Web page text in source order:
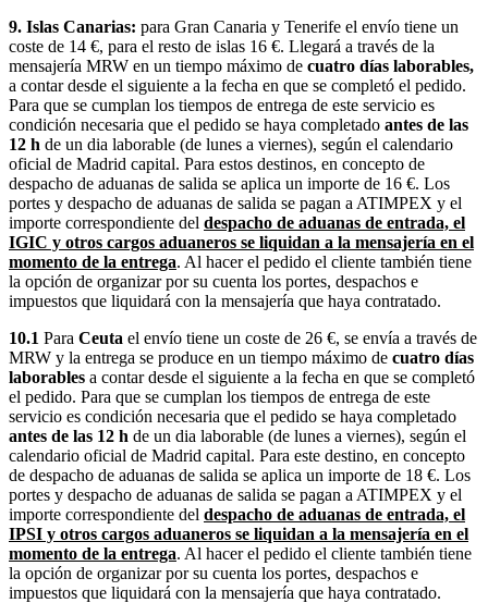
9. Islas Canarias: para Gran Canaria y Tenerife el envío tiene un
coste de 14 €, para el resto de islas 16 €. Llegará a través de la
mensajería MRW en un tiempo máximo de cuatro días laborables,
a contar desde el siguiente a la fecha en que se completó el pedido.
Para que se cumplan los tiempos de entrega de este servicio es
condición necesaria que el pedido se haya completado antes de las
12 h de un dia laborable (de lunes a viernes), según el calendario
oficial de Madrid capital. Para estos destinos, en concepto de
despacho de aduanas de salida se aplica un importe de 16 €. Los
portes y despacho de aduanas de salida se pagan a ATIMPEX y el
importe correspondiente del despacho de aduanas de entrada, el
IGIC y otros cargos aduaneros se liquidan a la mensajería en el
momento de la entrega. Al hacer el pedido el cliente también tiene
la opción de organizar por su cuenta los portes, despachos e
impuestos que liquidará con la mensajería que haya contratado.
10.1 Para Ceuta el envío tiene un coste de 26 €, se envía a través de
MRW y la entrega se produce en un tiempo máximo de cuatro días
laborables a contar desde el siguiente a la fecha en que se completó
el pedido. Para que se cumplan los tiempos de entrega de este
servicio es condición necesaria que el pedido se haya completado
antes de las 12 h de un dia laborable (de lunes a viernes), según el
calendario oficial de Madrid capital. Para este destino, en concepto
de despacho de aduanas de salida se aplica un importe de 18 €. Los
portes y despacho de aduanas de salida se pagan a ATIMPEX y el
importe correspondiente del despacho de aduanas de entrada, el
IPSI y otros cargos aduaneros se liquidan a la mensajería en el
momento de la entrega. Al hacer el pedido el cliente también tiene
la opción de organizar por su cuenta los portes, despachos e
impuestos que liquidará con la mensajería que haya contratado.